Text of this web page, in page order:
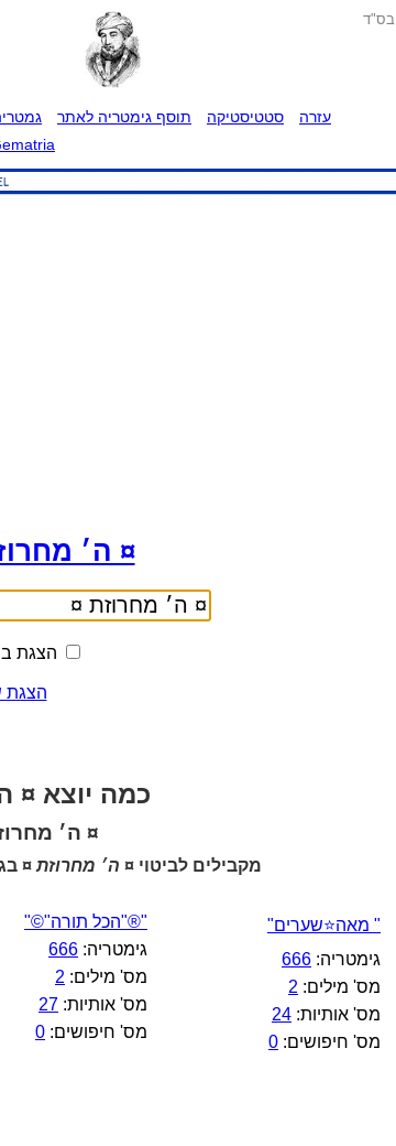
בס"ד
עזרה סטטיסטיקה תוסף גימטריה לאתר
¤ ה׳ מחרוזת ¤ =
הצגת
הצגת
כמה יוצא ¤
¤ ה׳ מחרוזת ¤
מקבילים לביטוי ¤ ה׳ מחרוזת ¤
" מאה⭐שערים"
גימטריה: 666
מס' מילים: 2
מס' אותיות: 24
מס' חיפושים: 0
"®"הכל תורה"©"
גימטריה: 666
מס' מילים: 2
מס' אותיות: 27
מס' חיפושים: 0